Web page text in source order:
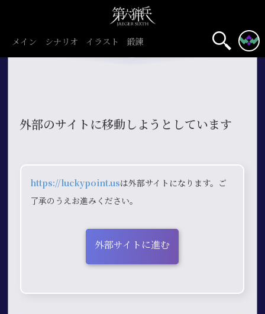
メイン シナリオ イラスト 鍛錬
外部のサイトに移動しようとしています
https://luckypoint.usは外部サイトになります。ご
了承のうえお進みください。
外部サイトに進む